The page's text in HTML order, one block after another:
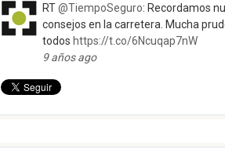
RT@TiempoSeguro: Recordamos
consejos en la carretera. Mucha
todos https://t.co/6Ncuqap7nW
9 años ago